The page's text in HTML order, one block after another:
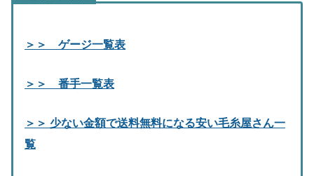
＞＞ ゲージ一覧表
＞＞ 番手一覧表
＞＞ 少ない金額で送料無料になる安い毛糸屋さん一
覧